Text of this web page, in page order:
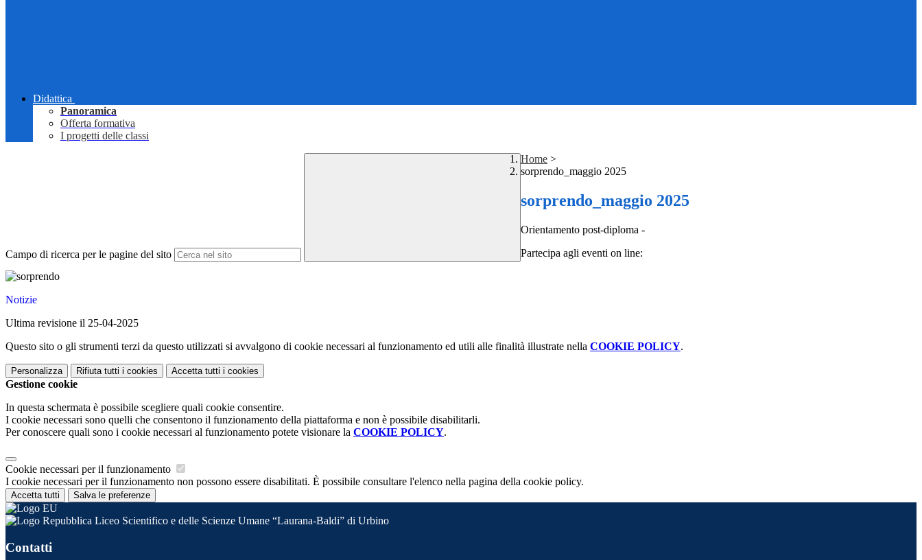
Didattica
Panoramica
Offerta formativa
I progetti delle classi
Campo di ricerca per le pagine del sito
Home >
sorprendo_maggio 2025
sorprendo_maggio 2025
Orientamento post-diploma -
Partecipa agli eventi on line:
Notizie
Ultima revisione il 25-04-2025
Questo sito o gli strumenti terzi da questo utilizzati si avvalgono di cookie necessari al funzionamento ed utili alle finalità illustrate nella COOKIE POLICY.
Personalizza Rifiuta tutti i cookies Accetta tutti i cookies
Gestione cookie
In questa schermata è possibile scegliere quali cookie consentire.
I cookie necessari sono quelli che consentono il funzionamento della piattaforma e non è possibile disabilitarli.
Per conoscere quali sono i cookie necessari al funzionamento potete visionare la COOKIE POLICY.
Cookie necessari per il funzionamento
I cookie necessari per il funzionamento non possono essere disabilitati. È possibile consultare l'elenco nella pagina della cookie policy.
Accetta tutti Salva le preferenze
Liceo Scientifico e delle Scienze Umane “Laurana-Baldi” di Urbino
Contatti